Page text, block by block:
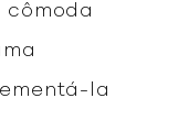
cômoda
la